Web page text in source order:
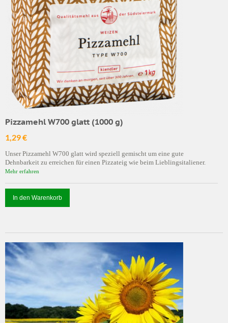
Pizzamehl W700 glatt (1000 g)
1,29 €
Unser Pizzamehl W700 glatt wird speziell gemischt um eine gute
Dehnbarkeit zu erreichen für einen Pizzateig wie beim Lieblingsitaliener.
Mehr erfahren
In den Warenkorb